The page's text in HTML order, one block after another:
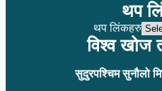
थप
थप लिंकहरु
विश्व खोज
सुदुरपश्चिम सुनौलो